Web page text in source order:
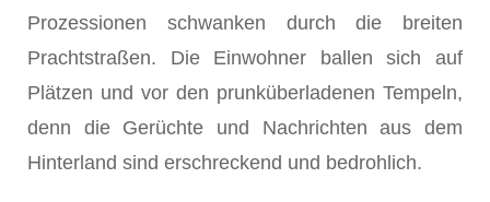
Prozessionen schwanken durch die breiten
Prachtstraßen. Die Einwohner ballen sich auf
Plätzen und vor den prunküberladenen Tempeln,
denn die Gerüchte und Nachrichten aus dem
Hinterland sind erschreckend und bedrohlich.